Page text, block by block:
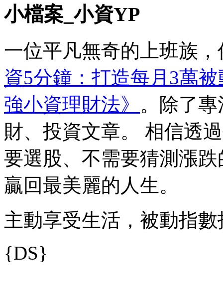
小檔案_小資YP
一位平凡無奇的上班族
資5分鐘：打造每月3萬
強小資理財法》 。除了
財、投資文章。 相信透
要選股、不需要猜測漲
贏回最美麗的人生。
主動享受生活，被動指
{DS}